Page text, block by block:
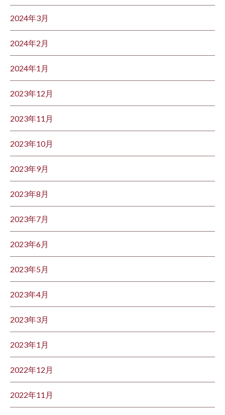
2024年3月
2024年2月
2024年1月
2023年12月
2023年11月
2023年10月
2023年9月
2023年8月
2023年7月
2023年6月
2023年5月
2023年4月
2023年3月
2023年1月
2022年12月
2022年11月